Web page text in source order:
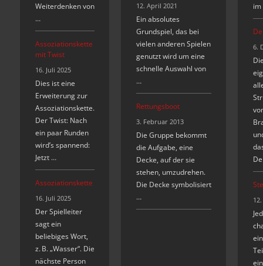
Weiterdenken von
…
Assoziationskette
mit Twist
16. Juli 2025
Dies ist eine
Erweiterung zur
Assoziationskette.
Der Twist: Nach
ein paar Runden
wird’s spannend:
Jetzt …
Assoziationskette
16. Juli 2025
Der Spielleiter
sagt ein
beliebiges Wort,
z. B. „Wasser“. Die
nächste Person
12. April 2021
Ein absolutes
Grundspiel, das bei
vielen anderen Spielen
genutzt wird um eine
schnelle Auswahl von
…
Rettungsboot
3. Februar 2013
Die Gruppe bekommt
die Aufgabe, eine
Decke, auf der sie
stehen, umzudrehen.
Die Decke symbolisiert
…
im
6.